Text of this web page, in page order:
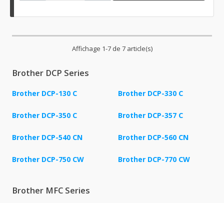
Affichage 1-7 de 7 article(s)
Brother DCP Series
Brother DCP-130 C Brother DCP-330 C
Brother DCP-350 C Brother DCP-357 C
Brother DCP-540 CN Brother DCP-560 CN
Brother DCP-750 CW Brother DCP-770 CW
Brother MFC Series